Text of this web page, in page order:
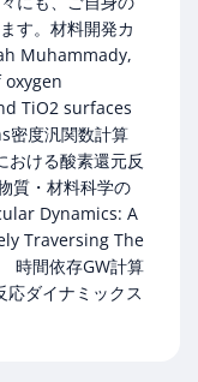
す。材料開発カ
Muhammady,
oxygen
TiO2 surfaces
度汎関数計算
おける酸素還元反
質・材料科学の
Dynamics: A
Traversing The
間依存GW計算
応ダイナミックス